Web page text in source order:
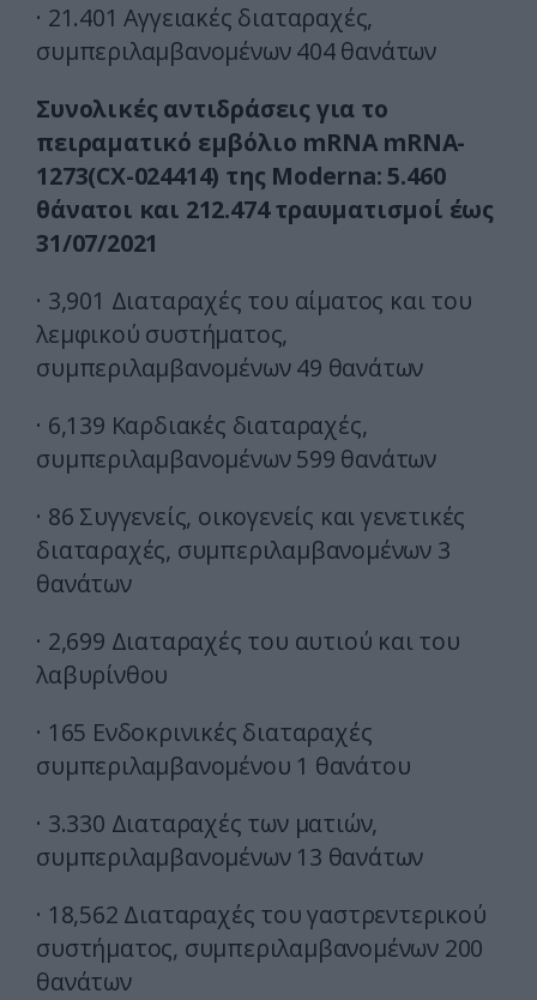
· 21.401 Αγγειακές διαταραχές,
συμπεριλαμβανομένων 404 θανάτων
Συνολικές αντιδράσεις για το
πειραματικό εμβόλιο mRNA mRNA-
1273(CX-024414) της Moderna: 5.460
θάνατοι και 212.474 τραυματισμοί έως
31/07/2021
· 3,901 Διαταραχές του αίματος και του
λεμφικού συστήματος,
συμπεριλαμβανομένων 49 θανάτων
· 6,139 Καρδιακές διαταραχές,
συμπεριλαμβανομένων 599 θανάτων
· 86 Συγγενείς, οικογενείς και γενετικές
διαταραχές, συμπεριλαμβανομένων 3
θανάτων
· 2,699 Διαταραχές του αυτιού και του
λαβυρίνθου
· 165 Ενδοκρινικές διαταραχές
συμπεριλαμβανομένου 1 θανάτου
· 3.330 Διαταραχές των ματιών,
συμπεριλαμβανομένων 13 θανάτων
· 18,562 Διαταραχές του γαστρεντερικού
συστήματος, συμπεριλαμβανομένων 200
θανάτων